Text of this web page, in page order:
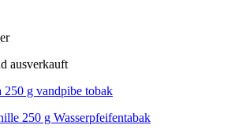
ausverkauft
250 g Wasserpfeifentabak